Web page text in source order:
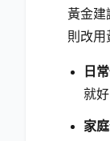
黃金建
則改用
日
就好
家